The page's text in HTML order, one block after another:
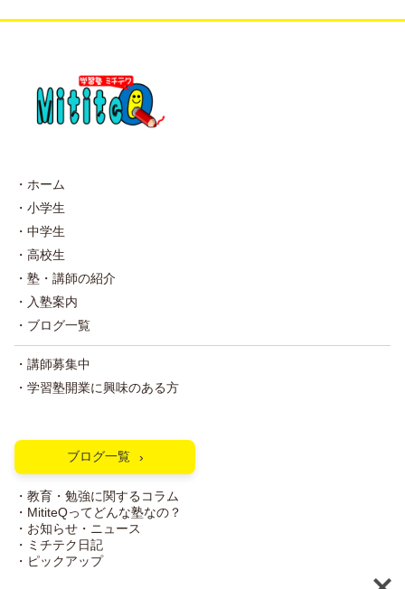
・ホーム
・小学生
・中学生
・高校生
・塾・講師の紹介
・入塾案内
・ブログ一覧
・講師募集中
・学習塾開業に興味のある方
ブログ一覧
・教育・勉強に関するコラム
・MititeQってどんな塾なの？
・お知らせ・ニュース
・ミチテク日記
・ピックアップ